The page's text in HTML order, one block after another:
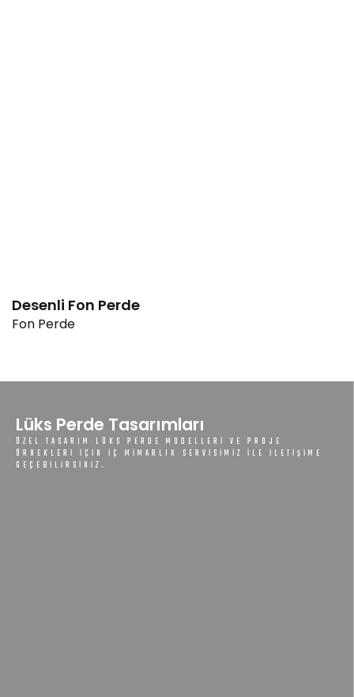
Desenli Fon Perde
Fon Perde
Lüks Perde Tasarımları
ÖZEL TASARIM LÜKS PERDE MODELLERI VE PROJE
ÖRNEKLERI IÇIN IÇ MIMARLIK SERVISIMIZ ILE ILETIŞIME
GEÇEBILIRSINIZ.